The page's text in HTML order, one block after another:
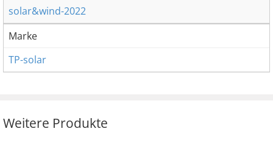
solar&wind-2022
Marke
TP-solar
Weitere Produkte